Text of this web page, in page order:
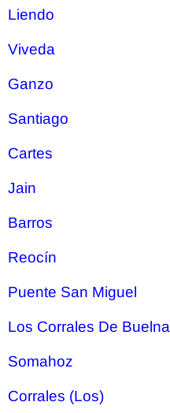
Liendo
Viveda
Ganzo
Santiago
Cartes
Jain
Barros
Reocín
Puente San Miguel
Los Corrales De Buelna
Somahoz
Corrales (Los)